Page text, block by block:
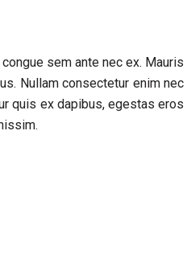
sem ante nec ex. Mauris
Nullam consectetur enim nec
quis ex dapibus, egestas eros